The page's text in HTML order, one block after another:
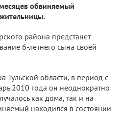
обвиняемый
района предстанет
6-летнего сына своей
Тульской области, в период с
2010 года он неоднократно
как дома, так и на
находился в состоянии